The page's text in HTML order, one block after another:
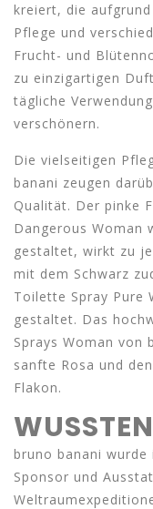
kreiert, die
Pflege und
Frucht- und
zu einzigartigen
tägliche
verschönern.
Die vielseitigen
banani zeugen
Qualität. Der pinke
Dangerous Woman
gestaltet, wirkt zu
mit dem Schwarz
Toilette Spray Pure
gestaltet. Das
Sprays Woman von
sanfte Rosa und
Flakon.
bruno banani
Sponsor und